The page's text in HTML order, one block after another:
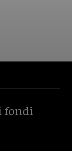
fondi